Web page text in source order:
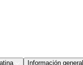
Información general